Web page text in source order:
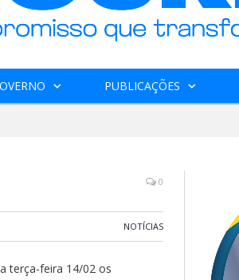
PUBLICAÇÕES
0
NOTÍCIAS
terça-feira 14/02 os